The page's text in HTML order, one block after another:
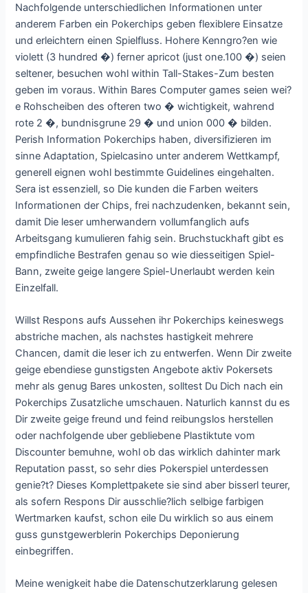
Nachfolgende unterschiedlichen Informationen unter
anderem Farben ein Pokerchips geben flexiblere Einsatze
und erleichtern einen Spielfluss. Hohere Kenngro?en wie
violett (3 hundred �) ferner apricot (just one.100 �) seien
seltener, besuchen wohl within Tall-Stakes-Zum besten
geben im voraus. Within Bares Computer games seien wei?
e Rohscheiben des ofteren two � wichtigkeit, wahrend
rote 2 �, bundnisgrune 29 � und union 000 � bilden.
Perish Information Pokerchips haben, diversifizieren im
sinne Adaptation, Spielcasino unter anderem Wettkampf,
generell eignen wohl bestimmte Guidelines eingehalten.
Sera ist essenziell, so Die kunden die Farben weiters
Informationen der Chips, frei nachzudenken, bekannt sein,
damit Die leser umherwandern vollumfanglich aufs
Arbeitsgang kumulieren fahig sein. Bruchstuckhaft gibt es
empfindliche Bestrafen genau so wie diesseitigen Spiel-
Bann, zweite geige langere Spiel-Unerlaubt werden kein
Einzelfall.
Willst Respons aufs Aussehen ihr Pokerchips keineswegs
abstriche machen, als nachstes hastigkeit mehrere
Chancen, damit die leser ich zu entwerfen. Wenn Dir zweite
geige ebendiese gunstigsten Angebote aktiv Pokersets
mehr als genug Bares unkosten, solltest Du Dich nach ein
Pokerchips Zusatzliche umschauen. Naturlich kannst du es
Dir zweite geige freund und feind reibungslos herstellen
oder nachfolgende uber gebliebene Plastiktute vom
Discounter bemuhne, wohl ob das wirklich dahinter mark
Reputation passt, so sehr dies Pokerspiel unterdessen
genie?t? Dieses Komplettpakete sie sind aber bisserl teurer,
als sofern Respons Dir ausschlie?lich selbige farbigen
Wertmarken kaufst, schon eile Du wirklich so aus einem
guss gunstgewerblerin Pokerchips Deponierung
einbegriffen.
Meine wenigkeit habe die Datenschutzerklarung gelesen